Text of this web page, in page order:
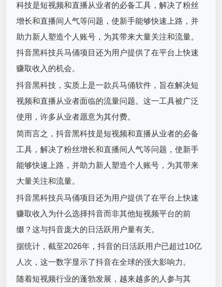
科技是短视频和直播从业者的必备工具，解决了粉丝
增长和直播间人气等问题，使新手能够快速上路，并
助力新人塑造个人账号，为其带来大量关注和流量。
抖音黑科技兵马俑项目还为用户提供了在平台上快速
赚取收入的机会。
抖音黑科技，实质上是一款兵马俑软件，旨在解决短
视频和直播从业者面临的流量问题。这一工具被广泛
使用，许多从业者愿意为其付费。
简而言之，抖音黑科技是短视频和直播从业者的必备
工具，解决了粉丝增长和直播间人气等问题，使新手
能够快速上路，并助力新人塑造个人账号，为其带来
大量关注和流量。
抖音黑科技兵马俑项目还为用户提供了在平台上快速
赚取收入为什么选择抖音而非其他短视频平台的前
缀？这与抖音庞大的日活跃用户量有关。
据统计，截至2026年，抖音的日活跃用户已超过10亿
人次，这一数字显示了抖音在全球的强大影响力。
随着短视频行业的蓬勃发展，越来越多的人参与其